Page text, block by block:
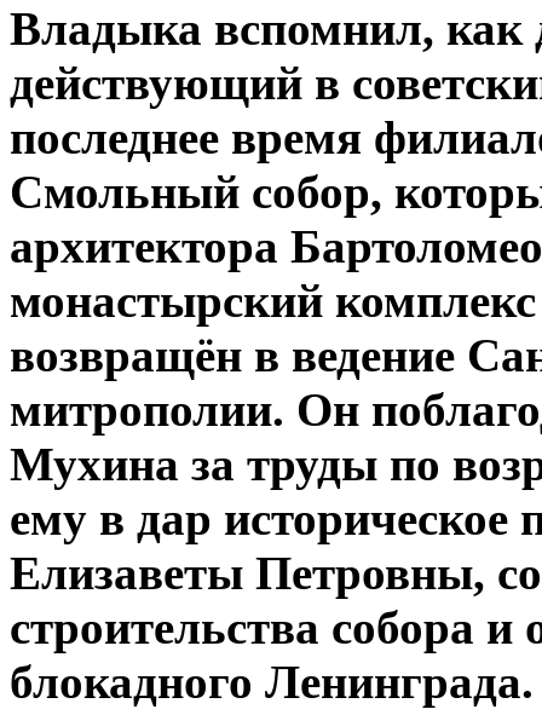
Владыка вспомнил, как
действующий в
последнее время
Смольный собор,
архитектора
монастырский
возвращён в ведение
митрополии. Он
Мухина за труды по
ему в дар
Елизаветы Петровны,
строительства собора
блокадного Ленинграда.